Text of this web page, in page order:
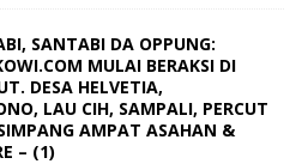
SANTABI DA OPPUNG:
MULAI BERAKSI DI
DESA HELVETIA,
LAU CIH, SAMPALI, PERCUT
AMPAT ASAHAN &
– (1)